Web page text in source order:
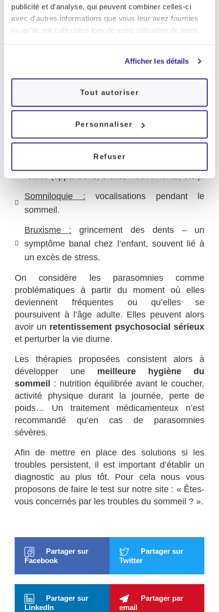
publicité et d'analyse, qui peuvent combiner celles-ci
avec d'autres informations que vous leur avez fournies
ou qu'ils ont collectées lors de votre utilisation de leurs
Afficher les détails
Tout autoriser
Personnaliser
Refuser
cas de narcolepsie cataplexie).
Les autres types de
parasomnies
phases préliminaires du sommeil :
de sursauts, propres aux nourrissons.
sensoriels difficiles à décerner de la
réalité (apparitions, bruits, mouvements, etc.).
Somniloquie : vocalisations pendant le
sommeil.
Bruxisme : grincement des dents – un
symptôme banal chez l’enfant, souvent lié à
un excès de stress.
On considère les parasomnies comme
problématiques à partir du moment où elles
deviennent fréquentes ou qu’elles se
poursuivent à l’âge adulte. Elles peuvent alors
avoir un retentissement psychosocial sérieux
et perturber la vie diurne.
Les thérapies proposées consistent alors à
développer une meilleure hygiène du
sommeil : nutrition équilibrée avant le coucher,
activité physique durant la journée, perte de
poids… Un traitement médicamenteux n’est
recommandé qu’en cas de parasomnies
sévères.
Afin de mettre en place des solutions si les
troubles persistent, il est important d’établir un
diagnostic au plus tôt. Pour cela nous vous
proposons de faire le test sur notre site : « Êtes-
vous concernés par les troubles du sommeil ? ».
Partager sur
Facebook
Partager sur
Twitter
Partager sur
LinkedIn
Partager par
email